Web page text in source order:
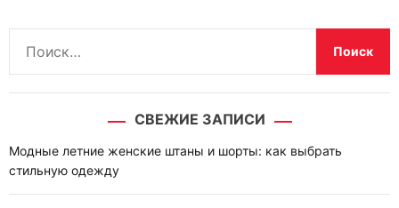
:
СВЕЖИЕ ЗАПИСИ
Модные летние женские штаны и шорты: как выбрать
стильную одежду